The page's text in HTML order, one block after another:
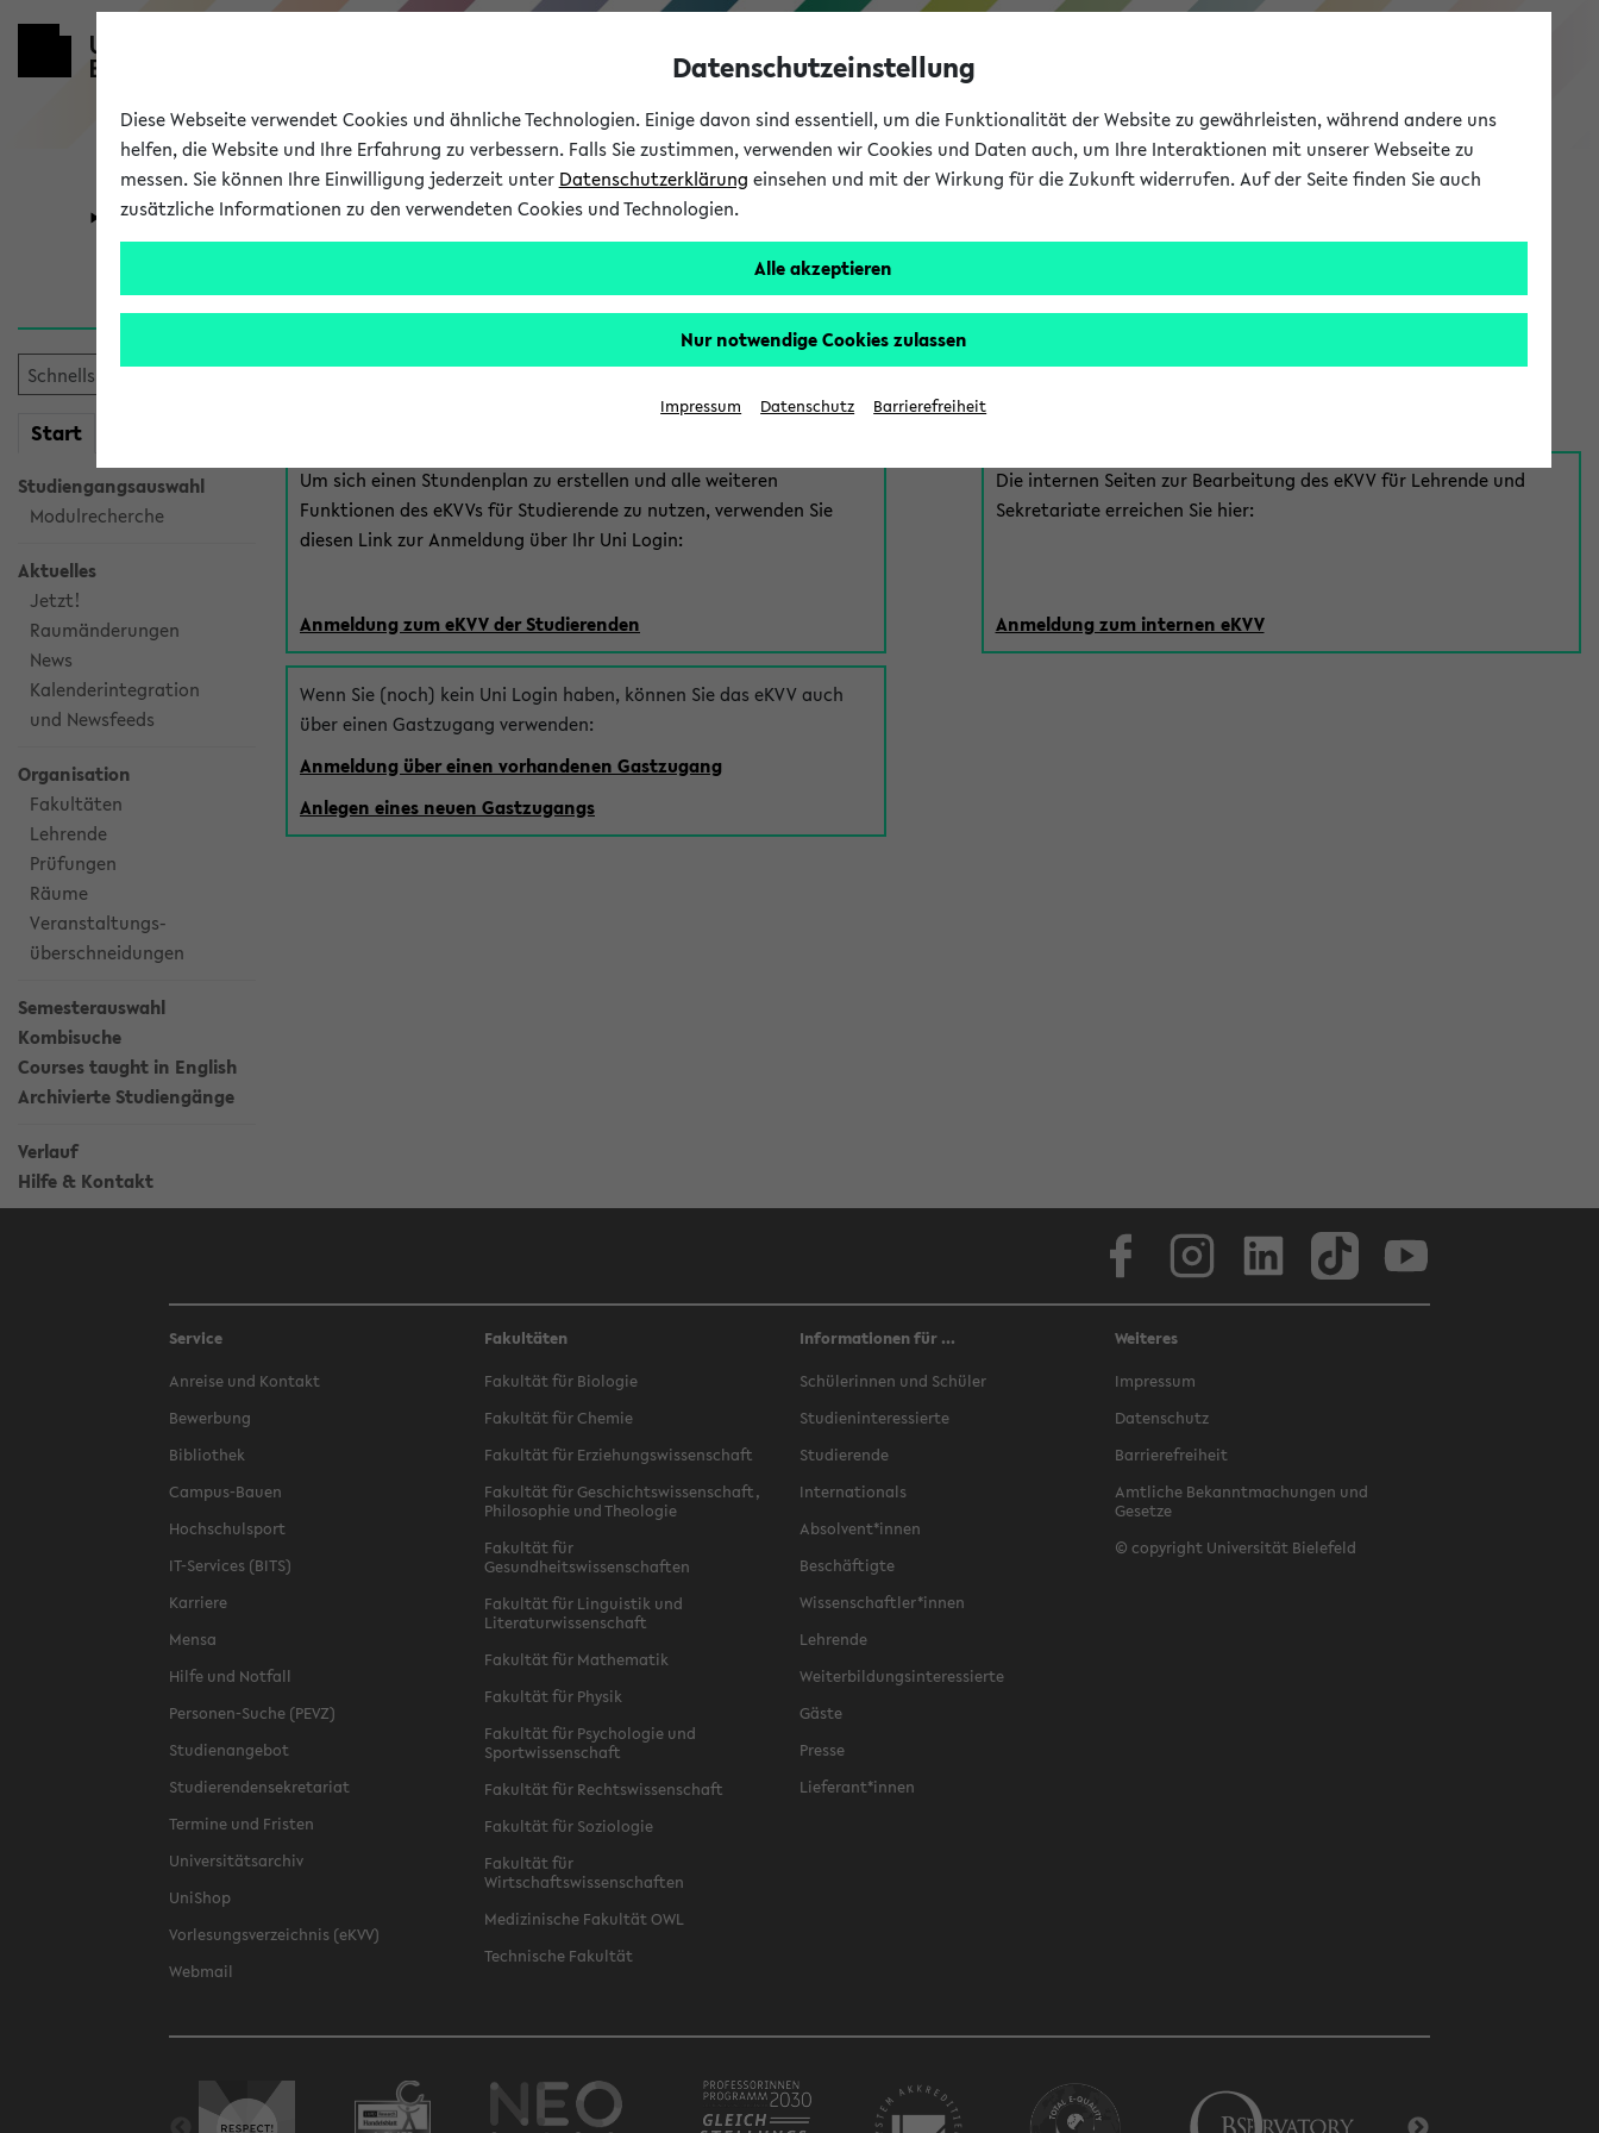
eKVV
Universität Forschung Studium
Start
Studiengangsauswahl
Modulrecherche
Aktuelles
Jetzt!
Raumänderungen
News
Kalenderintegration
und Newsfeeds
Organisation
Fakultäten
Lehrende
Prüfungen
Räume
Veranstaltungs-
überschneidungen
Semesterauswahl
Kombisuche
Courses taught in English
Archivierte Studiengänge
Verlauf
Hilfe & Kontakt
Anmeldung am eKVV
Es gibt mehrere Möglichkeiten zur Anmeldung am eKVV. Bitte wählen Sie die für Sie richtige aus:
Um sich einen Stundenplan zu erstellen und alle weiteren
Funktionen des eKVVs für Studierende zu nutzen, verwenden Sie
diesen Link zur Anmeldung über Ihr Uni Login:
Anmeldung zum eKVV der Studierenden
Wenn Sie (noch) kein Uni Login haben, können Sie das eKVV auch
über einen Gastzugang verwenden:
Anmeldung über einen vorhandenen Gastzugang
Anlegen eines neuen Gastzugangs
eKVV für Mitarbeiter*innen
Die internen Seiten zur Bearbeitung des eKVV für Lehrende und
Sekretariate erreichen Sie hier:
Anmeldung zum internen eKVV
Service
Anreise und Kontakt
Bewerbung
Bibliothek
Campus-Bauen
Hochschulsport
IT-Services (BITS)
Karriere
Mensa
Hilfe und Notfall
Personen-Suche (PEVZ)
Studienangebot
Studierendensekretariat
Termine und Fristen
Universitätsarchiv
UniShop
Vorlesungsverzeichnis (eKVV)
Webmail
Fakultäten
Fakultät für Biologie
Fakultät für Chemie
Fakultät für Erziehungswissenschaft
Fakultät für Geschichtswissenschaft,
Philosophie und Theologie
Fakultät für
Gesundheitswissenschaften
Fakultät für Linguistik und
Literaturwissenschaft
Fakultät für Mathematik
Fakultät für Physik
Fakultät für Psychologie und
Sportwissenschaft
Fakultät für Rechtswissenschaft
Fakultät für Soziologie
Fakultät für
Wirtschaftswissenschaften
Medizinische Fakultät OWL
Technische Fakultät
Informationen für ...
Schülerinnen und Schüler
Studieninteressierte
Studierende
Internationals
Absolvent*innen
Beschäftigte
Wissenschaftler*innen
Lehrende
Weiterbildungsinteressierte
Gäste
Presse
Lieferant*innen
Weiteres
Impressum
Datenschutz
Barrierefreiheit
Amtliche Bekanntmachungen und
Gesetze
© copyright Universität Bielefeld
Datenschutzeinstellung
Diese Webseite verwendet Cookies und ähnliche Technologien. Einige davon sind essentiell, um die Funktionalität der Website zu gewährleisten, während andere uns
helfen, die Website und Ihre Erfahrung zu verbessern. Falls Sie zustimmen, verwenden wir Cookies und Daten auch, um Ihre Interaktionen mit unserer Webseite zu
messen. Sie können Ihre Einwilligung jederzeit unter Datenschutzerklärung einsehen und mit der Wirkung für die Zukunft widerrufen. Auf der Seite finden Sie auch
zusätzliche Informationen zu den verwendeten Cookies und Technologien.
Alle akzeptieren
Nur notwendige Cookies zulassen
Impressum Datenschutz Barrierefreiheit